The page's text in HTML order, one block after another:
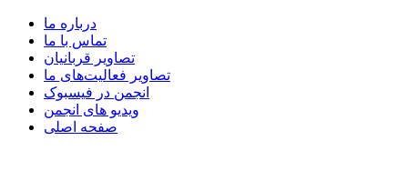
درباره ما
تماس با ما
تصاویر قربانیان
تصاویر فعالیت‌های ما
انجمن در فیسبوک
ویدیو های انجمن
صفحه اصلی